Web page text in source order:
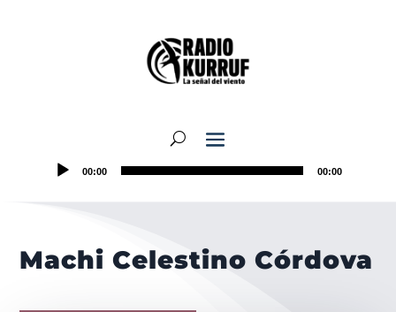
00:00 00:00
Machi Celestino Córdova